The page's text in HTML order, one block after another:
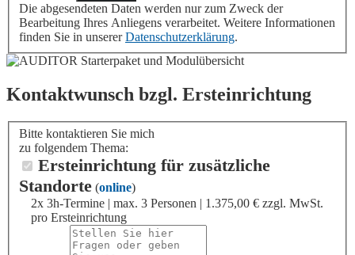
Die abgesendeten Daten werden nur zum Zweck der
Bearbeitung Ihres Anliegens verarbeitet. Weitere Informationen
finden Sie in unsererDatenschutzerklärung.
Kontaktwunsch bzgl. Ersteinrichtung
Bitte kontaktieren Sie mich
zu folgendem Thema:
Ersteinrichtung für zusätzliche
Standorte (online)
2x 3h-Termine | max. 3 Personen | 1.375,00 € zzgl. MwSt.
pro Ersteinrichtung